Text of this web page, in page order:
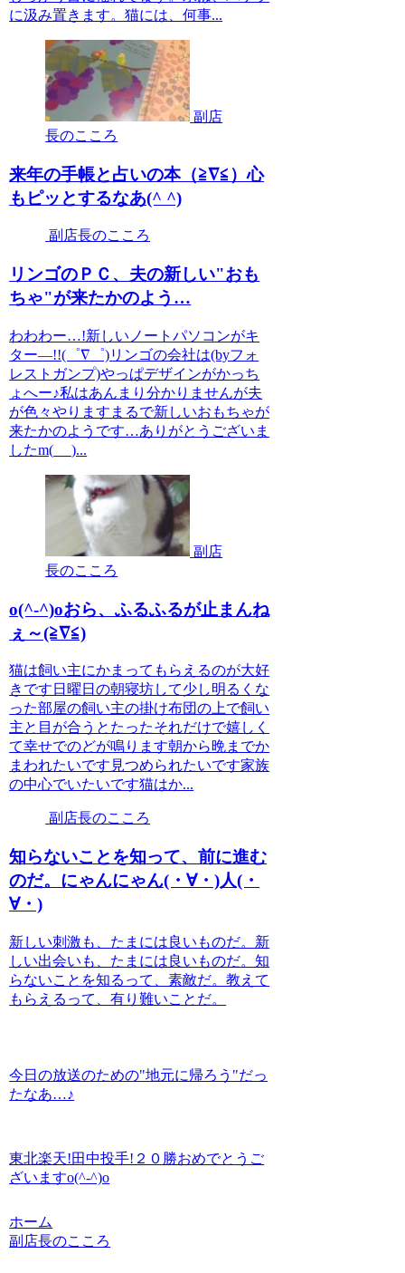
に汲み置きます。猫には、何事...
副店
長のこころ
来年の手帳と占いの本（≧∇≦）心
もピッとするなあ(^ ^)
副店長のこころ
リンゴのＰＣ、夫の新しい"おも
ちゃ"が来たかのよう…
わわわー…!新しいノートパソコンがキ
ター―!!(゜∇゜)リンゴの会社は(byフォ
レストガンプ)やっぱデザインがかっち
ょへー♪私はあんまり分かりませんが夫
が色々やりますまるで新しいおもちゃが
来たかのようです…ありがとうございま
したm(_ _)...
副店
長のこころ
o(^-^)oおら、ふるふるが止まんね
ぇ～(≧∇≦)
猫は飼い主にかまってもらえるのが大好
きです日曜日の朝寝坊して少し明るくな
った部屋の飼い主の掛け布団の上で飼い
主と目が合うとたったそれだけで嬉しく
て幸せでのどが鳴ります朝から晩までか
まわれたいです見つめられたいです家族
の中心でいたいです猫はか...
副店長のこころ
知らないことを知って、前に進む
のだ。にゃんにゃん(・∀・)人(・
∀・)
新しい刺激も、たまには良いものだ。新
しい出会いも、たまには良いものだ。知
らないことを知るって、素敵だ。教えて
もらえるって、有り難いことだ。
今日の放送のための"地元に帰ろう"だっ
たなあ…♪
東北楽天!田中投手!２０勝おめでとうご
ざいますo(^-^)o
ホーム
副店長のこころ